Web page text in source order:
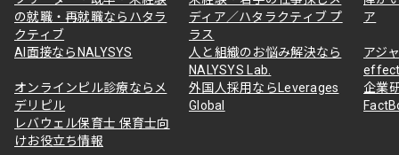
の就職・再就職ならハタラ
クティブ
ディア／ハタラクティブ プ
ラス
ア
AI面接ならNALYSYS
人と組織のお悩み解決なら
NALYSYS Lab.
アジ
オンラインピル診療ならメ
デリピル
外国人採用ならLeverages
Global
企業
レバウェル保育士 保育士向
けお役立ち情報